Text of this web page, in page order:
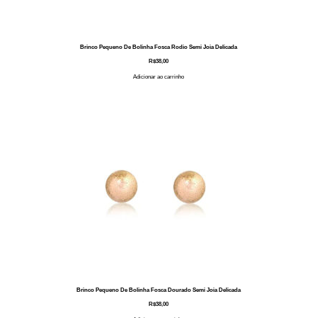
Brinco Pequeno De Bolinha Fosca Rodio Semi Joia Delicada
R$38,00
Adicionar ao carrinho
Brinco Pequeno De Bolinha Fosca Dourado Semi Joia Delicada
R$38,00